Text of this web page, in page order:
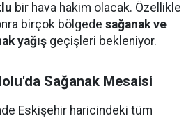
bir hava hakim olacak. Özellikle
birçok bölgede sağanak ve
yağış geçişleri bekleniyor.
Sağanak Mesaisi
Eskişehir haricindeki tüm